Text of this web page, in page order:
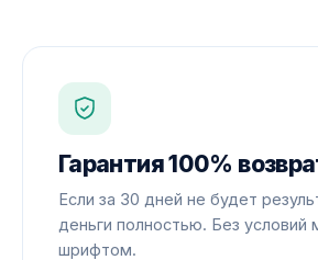
Гарантия 100%
Если за 30 дней не будет
деньги полностью. Без условий
шрифтом.